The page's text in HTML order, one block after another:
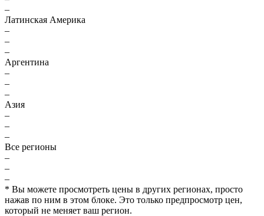
–
Латинская Америка
–
–
–
Аргентина
–
–
–
Азия
–
–
–
Все регионы
–
–
–
* Вы можете просмотреть цены в других регионах, просто
нажав по ним в этом блоке. Это только предпросмотр цен,
который не меняет ваш регион.